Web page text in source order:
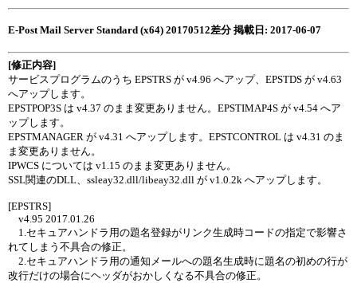
E-Post Mail Server Standard (x64) 20170512差分 掲載日: 2017-06-07
[修正内容]
サービスプログラムのうち EPSTRS が v4.96 へアップ、EPSTDS が v4.63
へアップします。
EPSTPOP3S は v4.37 のまま変更ありません。EPSTIMAP4S が v4.54 へア
ップします。
EPSTMANAGER が v4.31 へアップします。EPSTCONTROL は v4.31 のま
ま変更ありません。
IPWCS については v1.15 のまま変更ありません。
SSL関連のDLL、ssleay32.dll/libeay32.dll が v1.0.2k へアップします。
[EPSTRS]
v4.95 2017.01.26
1.セキュアハンドラ用の題名登録がリンク生成時コードの指定で影響さ
れてしまう不具合の修正。
2.セキュアハンドラ用の通知メールへの題名生成時に題名の初めの行が
改行だけの場合にヘッダがおかしくなる不具合の修正。